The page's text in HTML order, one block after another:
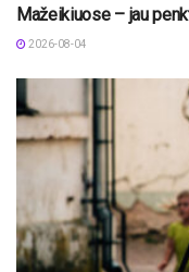
Mažeikiuose – jau
2026-08-04